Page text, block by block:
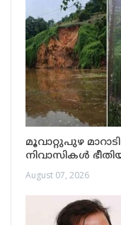
മൂവാറ്റുപുഴ
നിവാസികൾ
August 07, 2026